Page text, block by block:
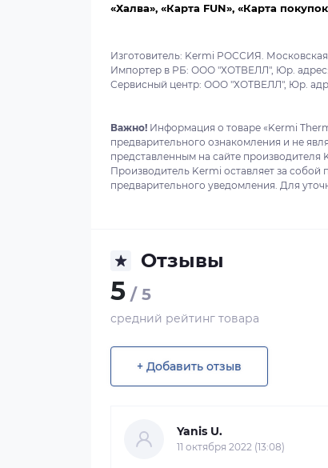
«Халва», «Карта FUN», «Карта
Изготовитель: Kermi РОССИЯ.
Импортер в РБ: ООО "ХОТВЕЛЛ", Юр. адрес:
Сервисный центр: ООО "ХОТВЕЛЛ", Юр.
Важно! Информация о товаре «Kermi Therm
предварительного ознакомления и не
представленным на сайте производителя
Производитель Kermi оставляет за собой
предварительного уведомления. Для
Отзывы
5 / 5
средний рейтинг товара
+ Добавить отзыв
Yanis U.
11 октября 2022 (13:08)